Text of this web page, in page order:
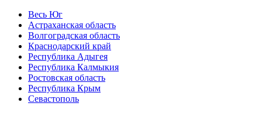
Весь Юг
Астраханская область
Волгоградская область
Краснодарский край
Республика Адыгея
Республика Калмыкия
Ростовская область
Республика Крым
Севастополь